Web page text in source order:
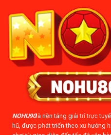
Quét
Sạch
Tại
NOHU90là nền tảng giải trí trực
hũ, được phát triển theo xu hướng